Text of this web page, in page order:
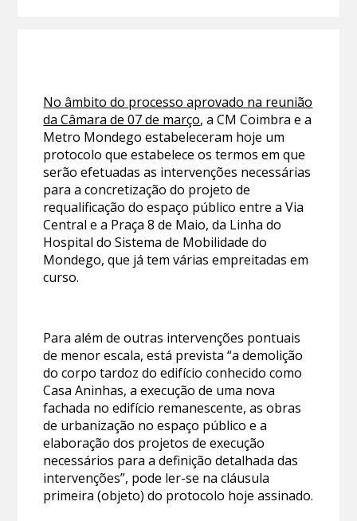
No âmbito do processo aprovado na reunião
da Câmara de 07 de março, a CM Coimbra e a
Metro Mondego estabeleceram hoje um
protocolo que estabelece os termos em que
serão efetuadas as intervenções necessárias
para a concretização do projeto de
requalificação do espaço público entre a Via
Central e a Praça 8 de Maio, da Linha do
Hospital do Sistema de Mobilidade do
Mondego, que já tem várias empreitadas em
curso.
Para além de outras intervenções pontuais
de menor escala, está prevista “a demolição
do corpo tardoz do edifício conhecido como
Casa Aninhas, a execução de uma nova
fachada no edifício remanescente, as obras
de urbanização no espaço público e a
elaboração dos projetos de execução
necessários para a definição detalhada das
intervenções”, pode ler-se na cláusula
primeira (objeto) do protocolo hoje assinado.